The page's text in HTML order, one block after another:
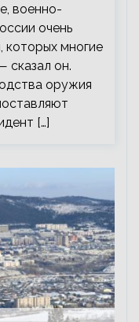
военно-
очень
которых многие
сказал он.
оружия
[…]